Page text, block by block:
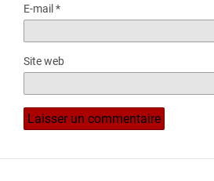
E-mail *
Site web